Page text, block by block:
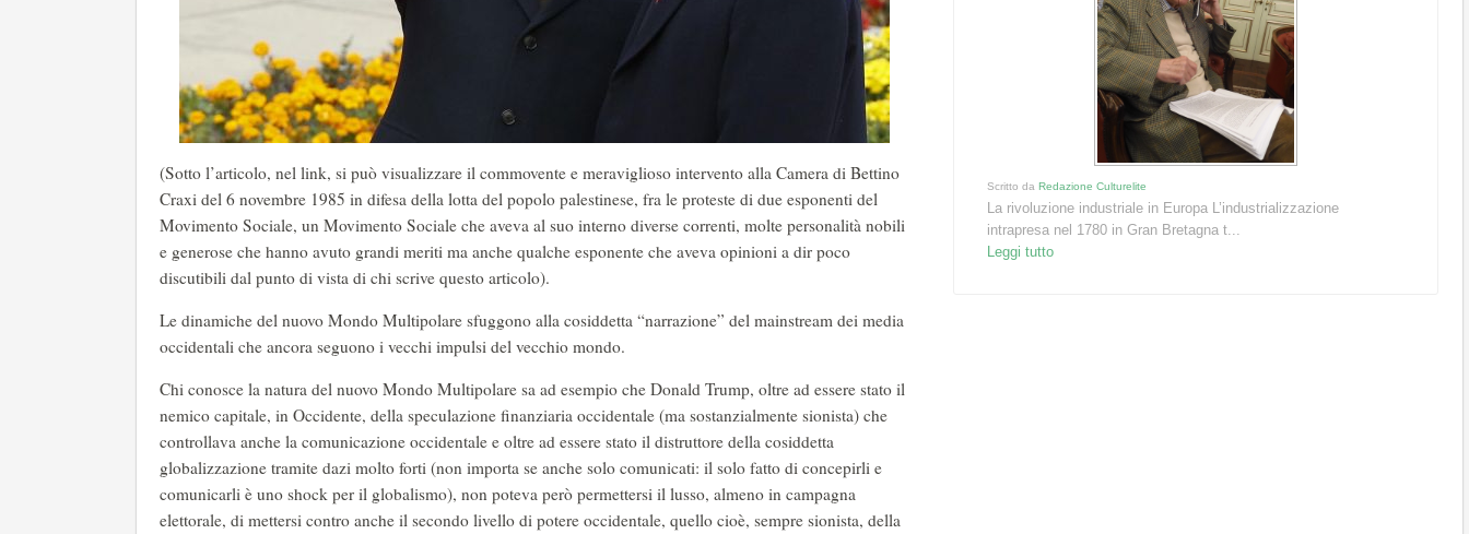
(Sotto l’articolo, nel link, si può visualizzare il commovente e meraviglioso intervento alla Camera di Bettino
Craxi del 6 novembre 1985 in difesa della lotta del popolo palestinese, fra le proteste di due esponenti del
Movimento Sociale, un Movimento Sociale che aveva al suo interno diverse correnti, molte personalità nobili
e generose che hanno avuto grandi meriti ma anche qualche esponente che aveva opinioni a dir poco
discutibili dal punto di vista di chi scrive questo articolo).
Le dinamiche del nuovo Mondo Multipolare sfuggono alla cosiddetta “narrazione” del mainstream dei media
occidentali che ancora seguono i vecchi impulsi del vecchio mondo.
Chi conosce la natura del nuovo Mondo Multipolare sa ad esempio che Donald Trump, oltre ad essere stato il
nemico capitale, in Occidente, della speculazione finanziaria occidentale (ma sostanzialmente sionista) che
controllava anche la comunicazione occidentale e oltre ad essere stato il distruttore della cosiddetta
globalizzazione tramite dazi molto forti (non importa se anche solo comunicati: il solo fatto di concepirli e
comunicarli è uno shock per il globalismo), non poteva però permettersi il lusso, almeno in campagna
elettorale, di mettersi contro anche il secondo livello di potere occidentale, quello cioè, sempre sionista, della
Scritto daRedazione Culturelite
La rivoluzione industriale in Europa L’industrializzazione
intrapresa nel 1780 in Gran Bretagna t...
Leggi tutto